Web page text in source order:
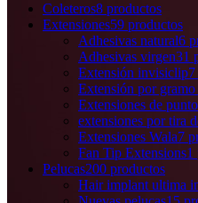
Coleteros8 productos
Extensiones59 productos
Adhesivas natural6
Adhesivas virgen31
Extensión invisiclip
Extensión por
Extensiones de punto
extensiones por tira
Extensiones Wala7
Fan Tip Extensions1
Pelucas200 productos
Hair implant ultima